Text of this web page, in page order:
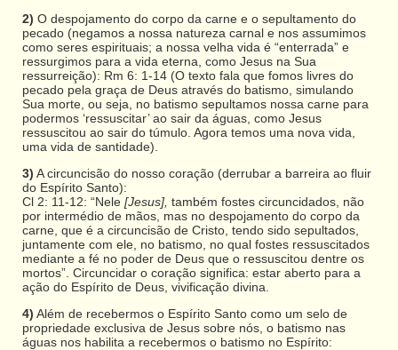
2) O despojamento do corpo da carne e o sepultamento do
pecado (negamos a nossa natureza carnal e nos assumimos
como seres espirituais; a nossa velha vida é “enterrada” e
ressurgimos para a vida eterna, como Jesus na Sua
ressurreição): Rm 6: 1-14 (O texto fala que fomos livres do
pecado pela graça de Deus através do batismo, simulando
Sua morte, ou seja, no batismo sepultamos nossa carne para
podermos ‘ressuscitar’ ao sair da águas, como Jesus
ressuscitou ao sair do túmulo. Agora temos uma nova vida,
uma vida de santidade).
3) A circuncisão do nosso coração (derrubar a barreira ao fluir
do Espírito Santo):
Cl 2: 11-12: “Nele [Jesus], também fostes circuncidados, não
por intermédio de mãos, mas no despojamento do corpo da
carne, que é a circuncisão de Cristo, tendo sido sepultados,
juntamente com ele, no batismo, no qual fostes ressuscitados
mediante a fé no poder de Deus que o ressuscitou dentre os
mortos”. Circuncidar o coração significa: estar aberto para a
ação do Espírito de Deus, vivificação divina.
4) Além de recebermos o Espírito Santo como um selo de
propriedade exclusiva de Jesus sobre nós, o batismo nas
águas nos habilita a recebermos o batismo no Espírito: